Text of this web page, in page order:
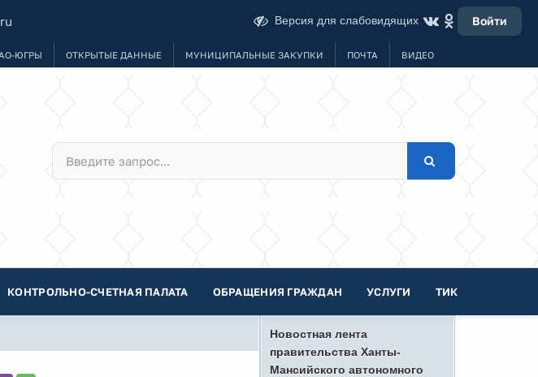
Версия для слабовидящих Войти
ЮГРЫ ОТКРЫТЫЕ ДАННЫЕ МУНИЦИПАЛЬНЫЕ ЗАКУПКИ ПОЧТА ВИДЕО
КОНТРОЛЬНО-СЧЕТНАЯ ПАЛАТА ОБРАЩЕНИЯ ГРАЖДАН УСЛУГИ ТИК
Новостная лента
правительства Ханты-
Мансийского автономного